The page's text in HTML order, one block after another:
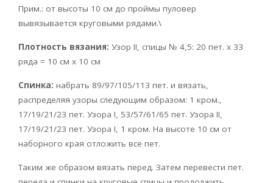
Прим.: от высоты 10 см до проймы пуловер
вывязывается круговыми рядами.\
Плотность вязания: Узор II, спицы № 4,5: 20 пет. х 33
ряда = 10 см х 10 см
Спинка: набрать 89/97/105/113 пет. и вязать,
распределяя узоры следующим образом: 1 кром.,
17/19/21/23 пет. Узора I, 53/57/61/65 пет. Узора II,
17/19/21/23 пет. Узора I, 1 кром. На высоте 10 см от
наборного края отложить все пет.
Таким же образом вязать перед. Затем перевести пет.